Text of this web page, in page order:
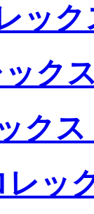
ッ
ック
ク
レッ